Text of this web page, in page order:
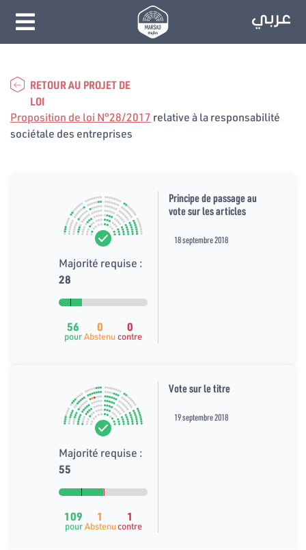
RETOUR AU PROJET DE
LOI
Proposition de loi N°28/2017 relative à la responsabilité
sociétale des entreprises
Majorité requise :
28
56
pour
0
Abstenu
0
contre
Principe de passage au
vote sur les articles
18 septembre 2018
Majorité requise :
55
109
pour
1
Abstenu
1
contre
Vote sur le titre
19 septembre 2018